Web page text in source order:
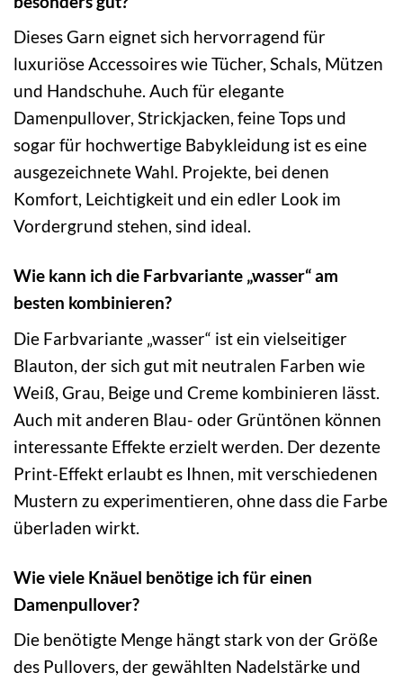
Dieses Garn eignet sich hervorragend für
luxuriöse Accessoires wie Tücher, Schals, Mützen
und Handschuhe. Auch für elegante
Damenpullover, Strickjacken, feine Tops und
sogar für hochwertige Babykleidung ist es eine
ausgezeichnete Wahl. Projekte, bei denen
Komfort, Leichtigkeit und ein edler Look im
Vordergrund stehen, sind ideal.
Wie kann ich die Farbvariante „wasser“ am
besten kombinieren?
Die Farbvariante „wasser“ ist ein vielseitiger
Blauton, der sich gut mit neutralen Farben wie
Weiß, Grau, Beige und Creme kombinieren lässt.
Auch mit anderen Blau- oder Grüntönen können
interessante Effekte erzielt werden. Der dezente
Print-Effekt erlaubt es Ihnen, mit verschiedenen
Mustern zu experimentieren, ohne dass die Farbe
überladen wirkt.
Wie viele Knäuel benötige ich für einen
Damenpullover?
Die benötigte Menge hängt stark von der Größe
des Pullovers, der gewählten Nadelstärke und